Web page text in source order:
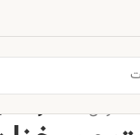
دانلودی/حالات و